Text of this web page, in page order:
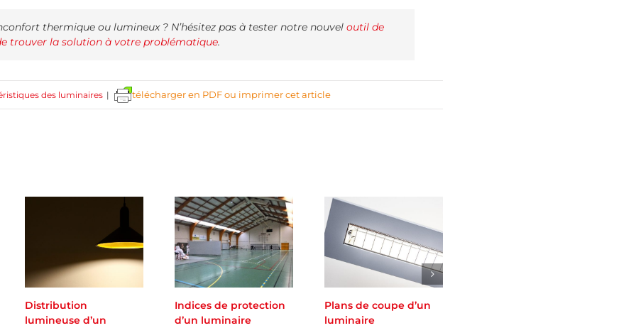
thermique ou lumineux ? N’hésitez pas à tester notre nouvel outil de
trouver la solution à votre problématique.
des luminaires | télécharger en PDF ou imprimer cet article
Distribution
lumineuse d’un
Indices de protection
d’un luminaire
Plans de coupe d’un
luminaire